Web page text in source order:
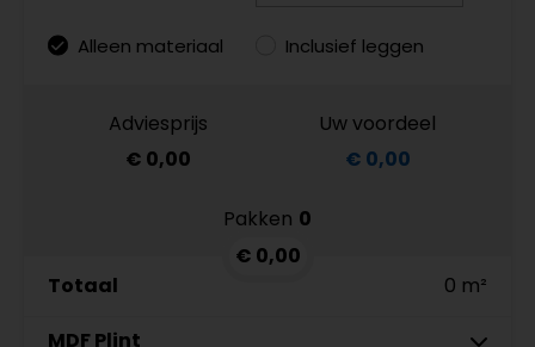
Alleen materiaal Inclusief leggen
Adviesprijs
€ 0,00
Uw voordeel
€ 0,00
Pakken 0
€ 0,00
Totaal
0 m²
MDF Plint